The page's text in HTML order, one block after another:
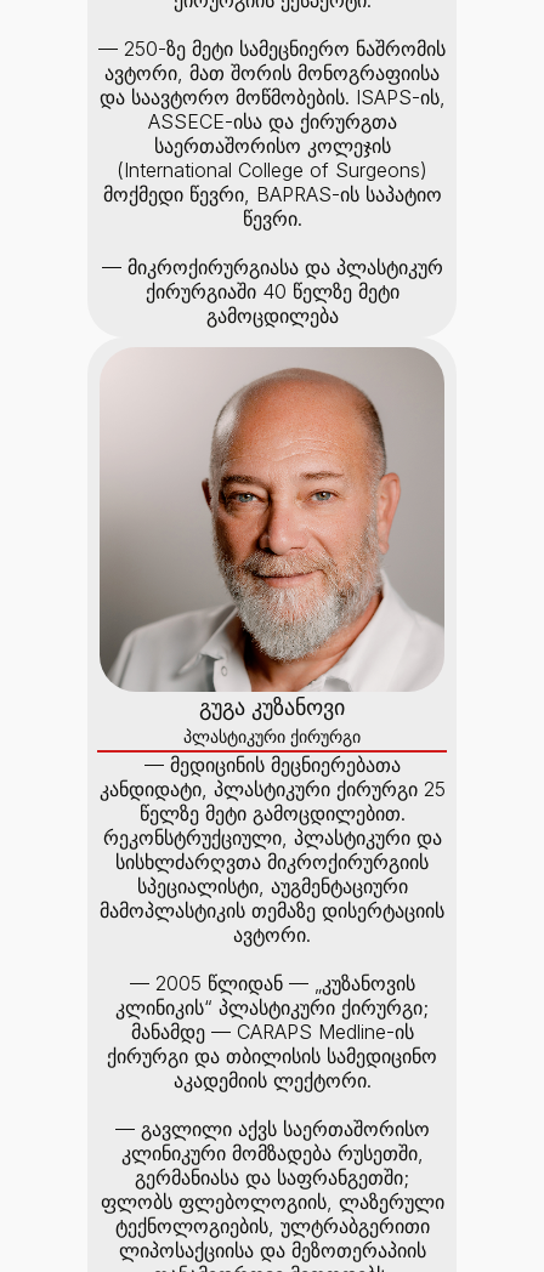
— 250-ზე მეტი სამეცნიერო ნაშრომის
ავტორი, მათ შორის მონოგრაფიისა
და საავტორო მოწმობების. ISAPS-ის,
ASSECE-ისა და ქირურგთა
საერთაშორისო კოლეჯის
(International College of Surgeons)
მოქმედი წევრი, BAPRAS-ის საპატიო
წევრი.
— მიკროქირურგიასა და პლასტიკურ
ქირურგიაში 40 წელზე მეტი
გამოცდილება
გუგა კუზანოვი
პლასტიკური ქირურგი
— მედიცინის მეცნიერებათა
კანდიდატი, პლასტიკური ქირურგი 25
წელზე მეტი გამოცდილებით.
რეკონსტრუქციული, პლასტიკური და
სისხლძარღვთა მიკროქირურგიის
სპეციალისტი, აუგმენტაციური
მამოპლასტიკის თემაზე დისერტაციის
ავტორი.
— 2005 წლიდან — „კუზანოვის
კლინიკის“ პლასტიკური ქირურგი;
მანამდე — CARAPS Medline-ის
ქირურგი და თბილისის სამედიცინო
აკადემიის ლექტორი.
— გავლილი აქვს საერთაშორისო
კლინიკური მომზადება რუსეთში,
გერმანიასა და საფრანგეთში;
ფლობს ფლებოლოგიის, ლაზერული
ტექნოლოგიების, ულტრაბგერითი
ლიპოსაქციისა და მეზოთერაპიის